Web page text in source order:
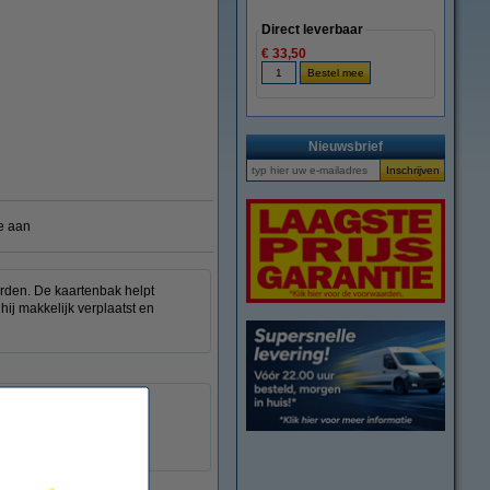
vergroten
aan
De kaartenbak helpt
makkelijk verplaatst en
Direct leverbaar
€ 33,50
Nieuwsbrief